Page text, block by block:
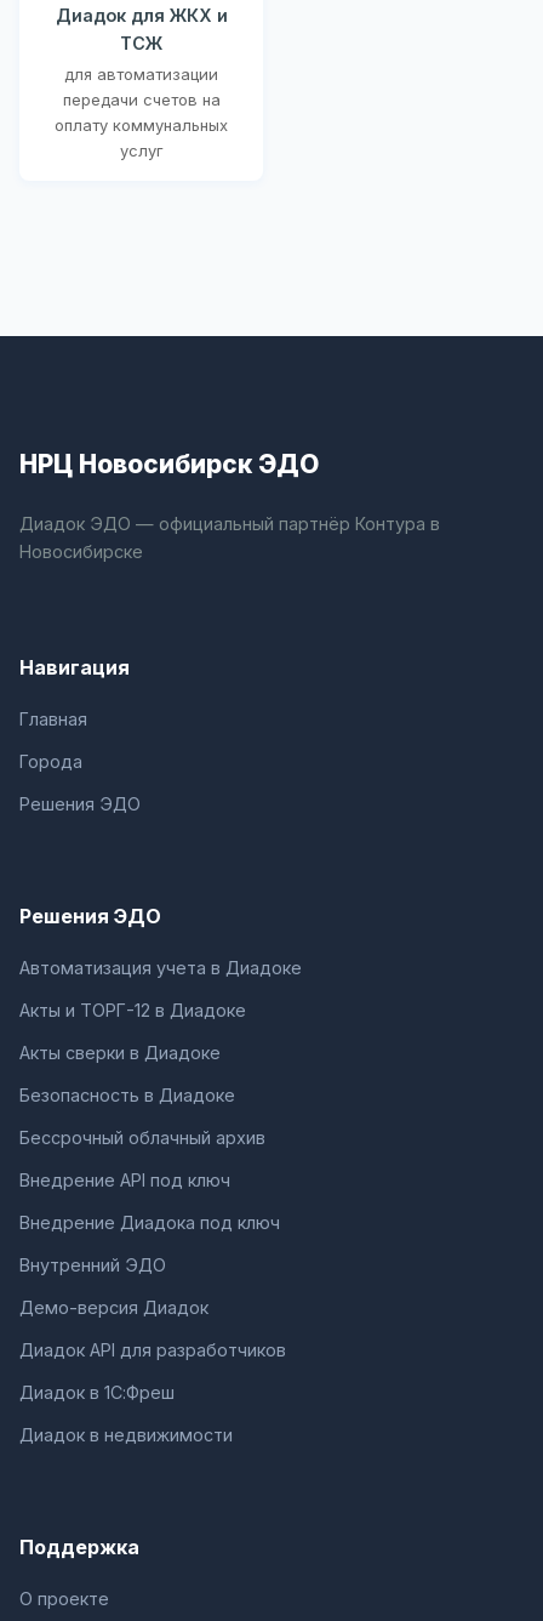
Диадок для ЖКХ и
ТСЖ
для автоматизации
передачи счетов на
оплату коммунальных
услуг
НРЦ Новосибирск ЭДО
Диадок ЭДО — официальный партнёр Контура в
Новосибирске
Навигация
Главная
Города
Решения ЭДО
Решения ЭДО
Автоматизация учета в Диадоке
Акты и ТОРГ-12 в Диадоке
Акты сверки в Диадоке
Безопасность в Диадоке
Бессрочный облачный архив
Внедрение API под ключ
Внедрение Диадока под ключ
Внутренний ЭДО
Демо-версия Диадок
Диадок API для разработчиков
Диадок в 1С:Фреш
Диадок в недвижимости
Поддержка
О проекте